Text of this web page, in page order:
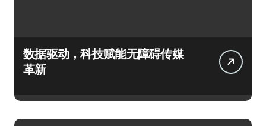
数据驱动，科技赋能无障碍传媒
革新